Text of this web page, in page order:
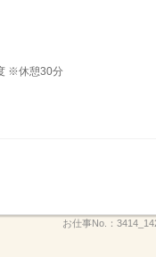
※休憩30分
お仕事No.：